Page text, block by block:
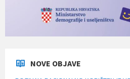
NOVE OBJAVE